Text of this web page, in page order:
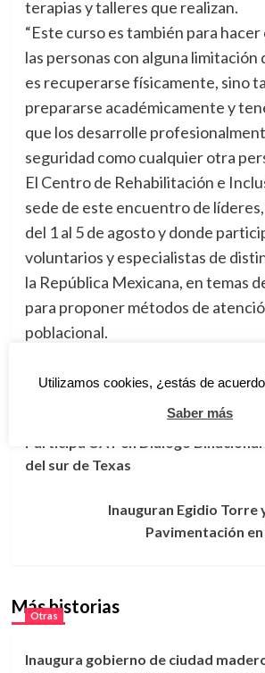
terapias y talleres que realizan.
“Este curso es también para
las personas con alguna limitación
es recuperarse físicamente, sino
prepararse académicamente y
que los desarrolle
seguridad como cualquier otra
El Centro de Rehabilitación e
sede de este encuentro de
del 1 al 5 de agosto y donde
voluntarios y especialistas de
la República Mexicana, en temas
para proponer métodos de
poblacional.
Tags:CREEVER,Discapacitados,Inclusión,
de
entradas
Participa UAT en Diálogo
del sur de Texas
Inauguran Egidio Torre
Pavimentación
Más historias
Otras
Inaugura gobierno de ciudad
Utilizamos cookies, ¿estás de
Saber más